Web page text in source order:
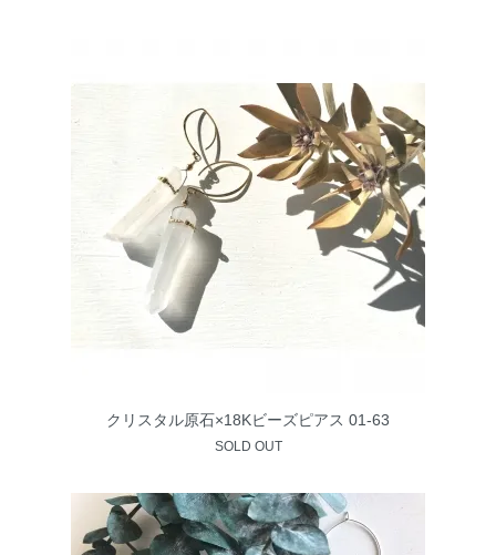
クリスタル原石×18Kビーズピアス 01-63
SOLD OUT